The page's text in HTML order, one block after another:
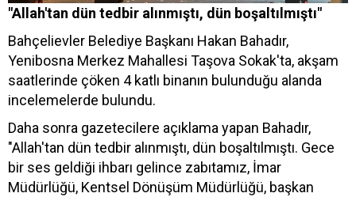
"Allah'tan dün tedbir alınmıştı, dün boşaltılmıştı"
Bahçelievler Belediye Başkanı Hakan Bahadır,
Yenibosna Merkez Mahallesi Taşova Sokak'ta, akşam
saatlerinde çöken 4 katlı binanın bulunduğu alanda
incelemelerde bulundu.
Daha sonra gazetecilere açıklama yapan Bahadır,
"Allah'tan dün tedbir alınmıştı, dün boşaltılmıştı. Gece
bir ses geldiği ihbarı gelince zabıtamız, İmar
Müdürlüğü, Kentsel Dönüşüm Müdürlüğü, başkan